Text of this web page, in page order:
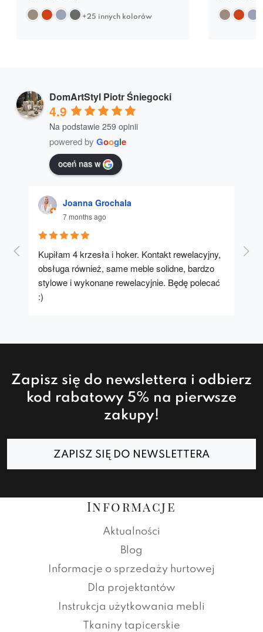
+25 innych kolorów
DomArtStyl Piotr Śniegocki
4.9
Na podstawie 259 opinii
powered by Google
oceń nas w
Joanna Grochala
7 months ago
Kupiłam 4 krzesła i hoker. Kontakt rewelacyjny,
obsługa również, same meble solidne, bardzo
stylowe i wykonane rewelacyjnie. Będę polecać
:)
A
Zapisz się do newslettera i odbierz
kod rabatowy 5% na pierwsze
zakupy!
ZAPISZ SIĘ DO NEWSLETTERA
Informacje
Aktualności
Blog
Informacje o sprzedaży hurtowej
Dla projektantów
Instrukcja użytkowania mebli
Tkaniny tapicerskie